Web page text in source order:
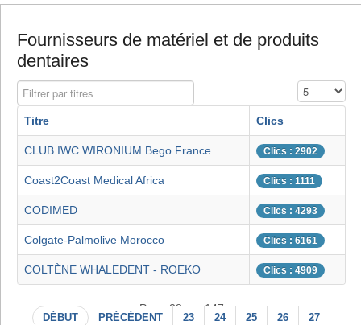
Fournisseurs de matériel et de produits
dentaires
Filtrer par titres Affichage #
Titre Clics
CLUB IWC WIRONIUM Bego France Clics : 2902
Coast2Coast Medical Africa Clics : 1111
CODIMED Clics : 4293
Colgate-Palmolive Morocco Clics : 6161
COLTÈNE WHALEDENT - ROEKO Clics : 4909
Page 28 sur 147
DÉBUT PRÉCÉDENT 23 24 25 26 27